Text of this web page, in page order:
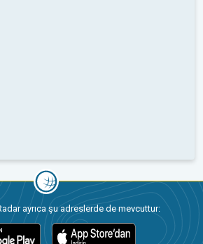
ayrıca şu adreslerde de mevcuttur: